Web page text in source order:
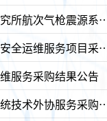
厦门海洋地震研究所航次气枪
检测实验室区域安全
服务采购结果公告
航次气枪震源系统